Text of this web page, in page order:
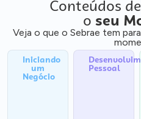
Conteúdos
o seu
Veja o que o Sebrae tem
Iniciando
um
Negócio
Pessoal